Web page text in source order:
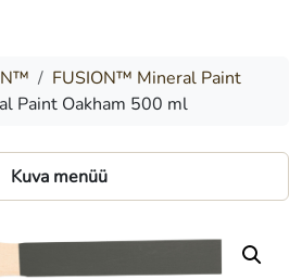
FUSION™ Mineral Paint
Paint Oakham 500 ml
Kuva menüü